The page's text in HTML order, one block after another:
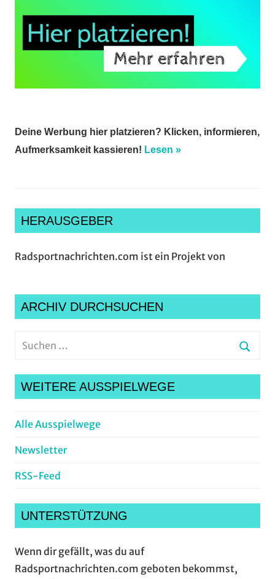
Deine Werbung hier platzieren? Klicken, informieren,
Aufmerksamkeit kassieren! Lesen »
HERAUSGEBER
Radsportnachrichten.com ist ein Projekt von
ARCHIV DURCHSUCHEN
Suchen
WEITERE AUSSPIELWEGE
Alle Ausspielwege
Newsletter
RSS-Feed
UNTERSTÜTZUNG
Wenn dir gefällt, was du auf
Radsportnachrichten.com geboten bekommst,